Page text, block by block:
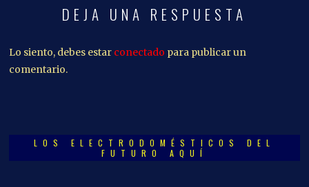
DEJA UNA RESPUESTA
Lo siento, debes estar conectado para publicar un
comentario.
LOS ELECTRODOMÉSTICOS DEL
FUTURO AQUÍ